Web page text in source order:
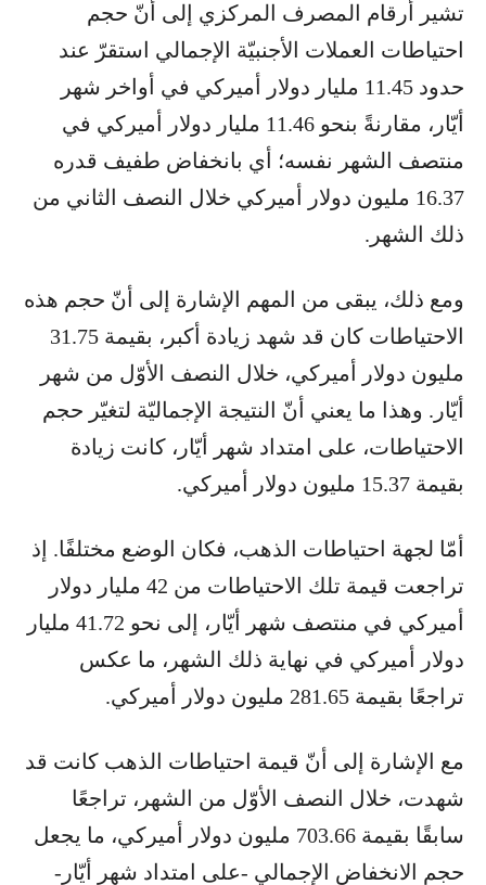
تشير أرقام المصرف المركزي إلى أنّ حجم
احتياطات العملات الأجنبيّة الإجمالي استقرّ عند
حدود 11.45 مليار دولار أميركي في أواخر شهر
أيّار، مقارنةً بنحو 11.46 مليار دولار أميركي في
منتصف الشهر نفسه؛ أي بانخفاض طفيف قدره
16.37 مليون دولار أميركي خلال النصف الثاني من
ذلك الشهر.
ومع ذلك، يبقى من المهم الإشارة إلى أنّ حجم هذه
الاحتياطات كان قد شهد زيادة أكبر، بقيمة 31.75
مليون دولار أميركي، خلال النصف الأوّل من شهر
أيّار. وهذا ما يعني أنّ النتيجة الإجماليّة لتغيّر حجم
الاحتياطات، على امتداد شهر أيّار، كانت زيادة
بقيمة 15.37 مليون دولار أميركي.
أمّا لجهة احتياطات الذهب، فكان الوضع مختلفًا. إذ
تراجعت قيمة تلك الاحتياطات من 42 مليار دولار
أميركي في منتصف شهر أيّار، إلى نحو 41.72 مليار
دولار أميركي في نهاية ذلك الشهر، ما عكس
تراجعًا بقيمة 281.65 مليون دولار أميركي.
مع الإشارة إلى أنّ قيمة احتياطات الذهب كانت قد
شهدت، خلال النصف الأوّل من الشهر، تراجعًا
سابقًا بقيمة 703.66 مليون دولار أميركي، ما يجعل
حجم الانخفاض الإجمالي -على امتداد شهر أيّار-